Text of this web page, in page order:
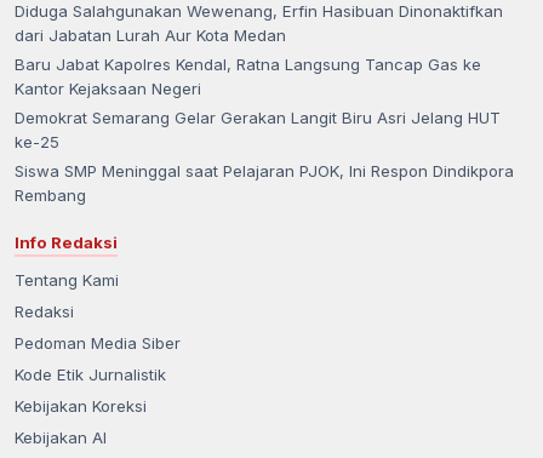
Diduga Salahgunakan Wewenang, Erfin Hasibuan Dinonaktifkan
dari Jabatan Lurah Aur Kota Medan
Baru Jabat Kapolres Kendal, Ratna Langsung Tancap Gas ke
Kantor Kejaksaan Negeri
Demokrat Semarang Gelar Gerakan Langit Biru Asri Jelang HUT
ke-25
Siswa SMP Meninggal saat Pelajaran PJOK, Ini Respon Dindikpora
Rembang
Info Redaksi
Tentang Kami
Redaksi
Pedoman Media Siber
Kode Etik Jurnalistik
Kebijakan Koreksi
Kebijakan AI